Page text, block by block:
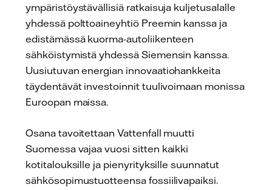
ympäristöystävällisiä ratkaisuja kuljetusalalle
yhdessä polttoaineyhtiö Preemin kanssa ja
edistämässä kuorma-autoliikenteen
sähköistymistä yhdessä Siemensin kanssa.
Uusiutuvan energian innovaatiohankkeita
täydentävät investoinnit tuulivoimaan monissa
Euroopan maissa.
Osana tavoitettaan Vattenfall muutti
Suomessa vajaa vuosi sitten kaikki
kotitalouksille ja pienyrityksille suunnatut
sähkösopimustuotteensa fossiilivapaiksi.